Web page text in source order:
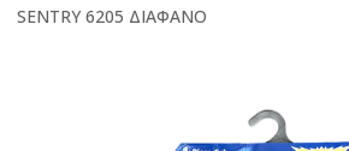
SENTRY 6205 ΔΙΑΦΑΝΟ